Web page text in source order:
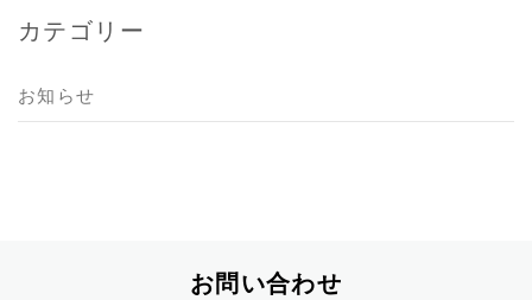
カテゴリー
お知らせ
お問い合わせ